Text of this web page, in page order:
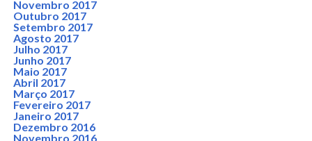
Novembro 2017
Outubro 2017
Setembro 2017
Agosto 2017
Julho 2017
Junho 2017
Maio 2017
Abril 2017
Março 2017
Fevereiro 2017
Janeiro 2017
Dezembro 2016
Novembro 2016